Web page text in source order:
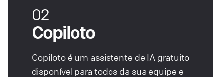
Copiloto
02
Copiloto é um assistente de IA gratuito
disponível para todos da sua equipe e